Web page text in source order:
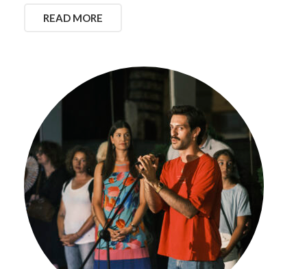
READ MORE